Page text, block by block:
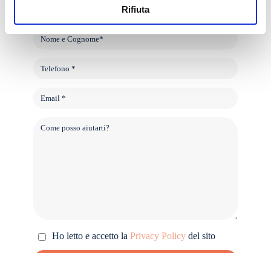
Rifiuta
francesco.cuniberti@gmail.com
Ho letto e accetto la Privacy Policy del sito